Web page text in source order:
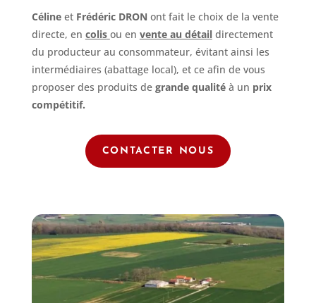
Célineet Frédéric DRON ont fait le choix de la vente
directe, en colis ou en vente au détaildirectement
du producteur au consommateur, évitant ainsi les
intermédiaires (abattage local), et ce afin de vous
proposer des produits de grande qualitéà un prix
compétitif.
CONTACTER NOUS